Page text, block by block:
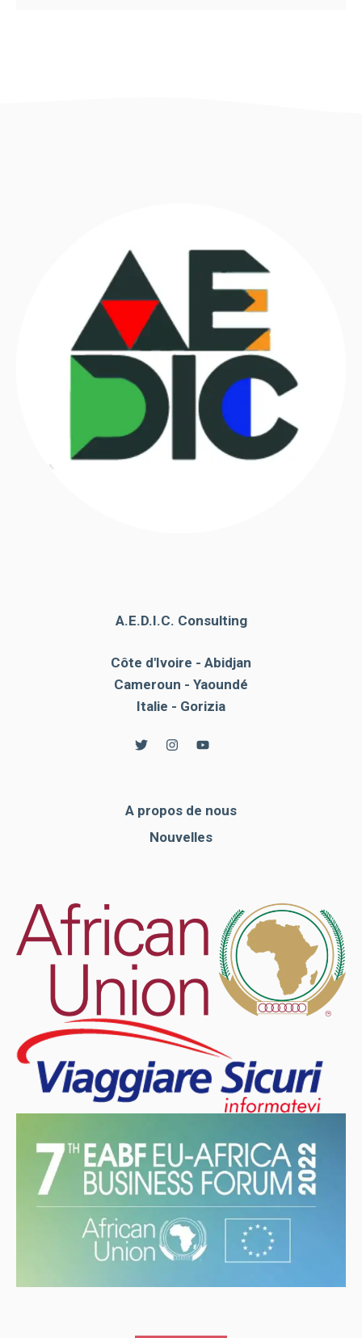
A.E.D.I.C. Consulting
Côte d'Ivoire - Abidjan
Cameroun - Yaoundé
Italie - Gorizia
A propos de nous
Nouvelles